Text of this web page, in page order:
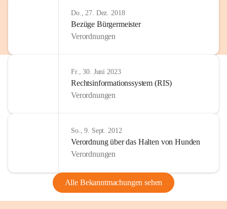
Do., 27. Dez. 2018
Bezüge Bürgermeister
Verordnungen
Fr., 30. Juni 2023
Rechtsinformationssystem (RIS)
Verordnungen
So., 9. Sept. 2012
Verordnung über das Halten von Hunden
Verordnungen
Alle Bekanntmachungen sehen